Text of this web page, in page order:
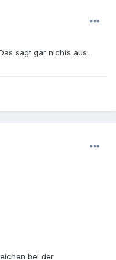
sagt gar nichts aus.
bei der